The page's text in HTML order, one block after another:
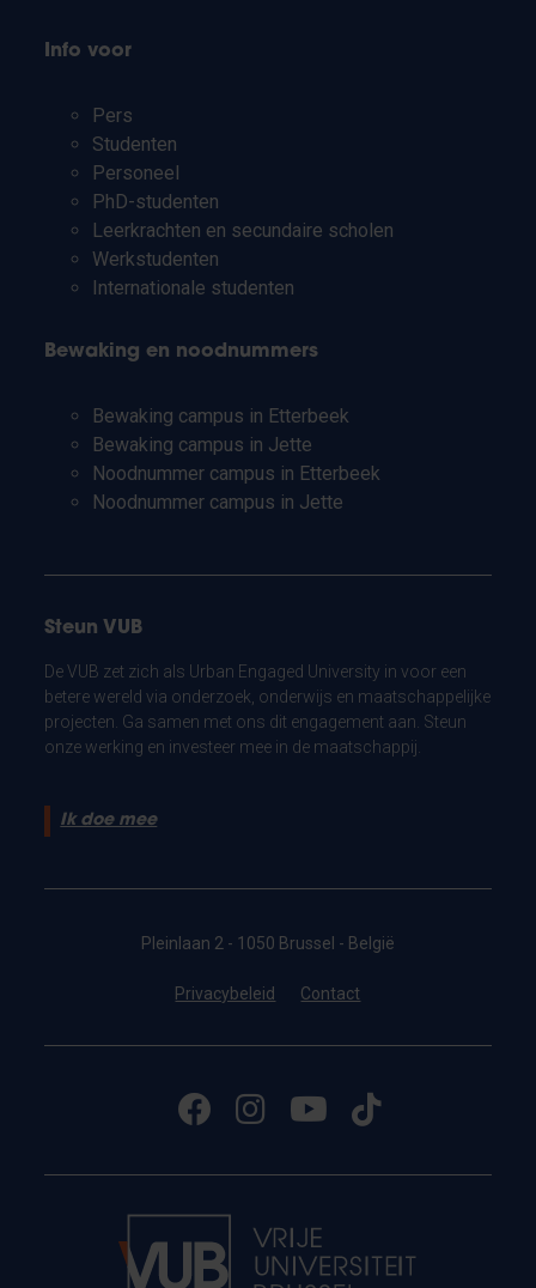
Info voor
Pers
Studenten
Personeel
PhD-studenten
Leerkrachten en secundaire scholen
Werkstudenten
Internationale studenten
Bewaking en noodnummers
Bewaking campus in Etterbeek
Bewaking campus in Jette
Noodnummer campus in Etterbeek
Noodnummer campus in Jette
Steun VUB
De VUB zet zich als Urban Engaged University in voor een
betere wereld via onderzoek, onderwijs en maatschappelijke
projecten. Ga samen met ons dit engagement aan. Steun
onze werking en investeer mee in de maatschappij.
Ik doe mee
Pleinlaan 2 - 1050 Brussel - België
Privacybeleid Contact